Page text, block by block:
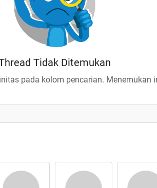
Tidak Ditemukan
pada kolom pencarian. Menemukan